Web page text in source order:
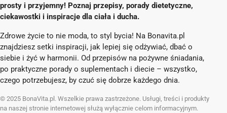
prosty i przyjemny! Poznaj przepisy, porady dietetyczne,
ciekawostki i inspiracje dla ciała i ducha.
Zdrowe życie to nie moda, to styl bycia! Na Bonavita.pl
znajdziesz setki inspiracji, jak lepiej się odżywiać, dbać o
siebie i żyć w harmonii. Od przepisów na pożywne śniadania,
po praktyczne porady o suplementach i diecie – wszystko,
czego potrzebujesz, by czuć się dobrze każdego dnia.
© 2025 BonaVita.pl. Wszelkie prawa zastrzeżone. Usługi, treści i produkty
na naszej stronie internetowej służą wyłącznie celom informacyjnym.